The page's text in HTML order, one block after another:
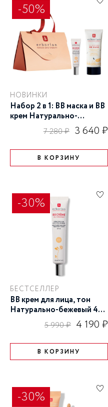
-50%
НОВИНКИ
Набор 2 в 1: ВВ маска и BB
крем Натурально-
бежевый 15 мл
7 280 ₽ 3 640 ₽
В КОРЗИНУ
-30%
БЕСТСЕЛЛЕР
BB крем для лица, тон
Натурально-бежевый 40
5 990 ₽ 4 190 ₽
В КОРЗИНУ
-30%